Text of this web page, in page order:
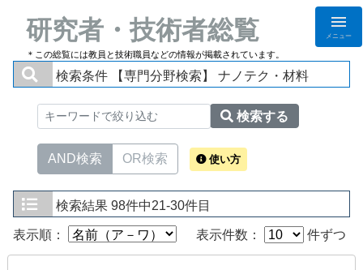
研究者・技術者総覧
＊この総覧には教員と技術職員などの情報が掲載されています。
メニュー
検索条件 【専門分野検索】 ナノテク・材料
検索する
AND検索 OR検索 使い方
検索結果 98件中21-30件目
表示順： 表示件数： 件ずつ